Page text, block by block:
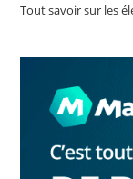
Tout savoir sur les